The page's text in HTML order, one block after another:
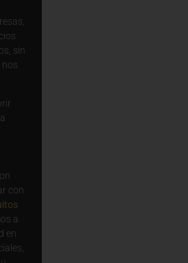
sin
nos
con
a
en